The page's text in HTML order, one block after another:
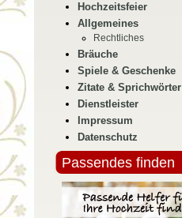
Hochzeitsfeier
Allgemeines
Rechtliches
Bräuche
Spiele & Geschenke
Zitate & Sprichwörter
Dienstleister
Impressum
Datenschutz
Passendes finden